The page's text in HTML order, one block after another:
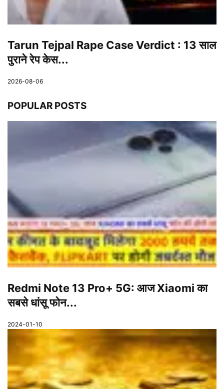
Tarun Tejpal Rape Case Verdict : 13 साल
पुराने रेप केस...
2026-08-06
POPULAR POSTS
Redmi Note 13 Pro+ 5G: आज Xiaomi का
सबसे धांसू फोन...
2024-01-10